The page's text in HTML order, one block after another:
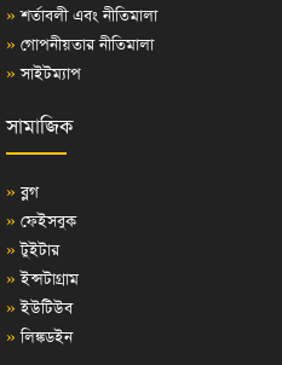
» শর্তাবলী এবং নীতিমালা
» গোপনীয়তার নীতিমালা
» সাইটম্যাপ
সামাজিক
» ব্লগ
» ফেইসবুক
» টুইটার
» ইন্সটাগ্রাম
» ইউটিউব
» লিঙ্কডইন